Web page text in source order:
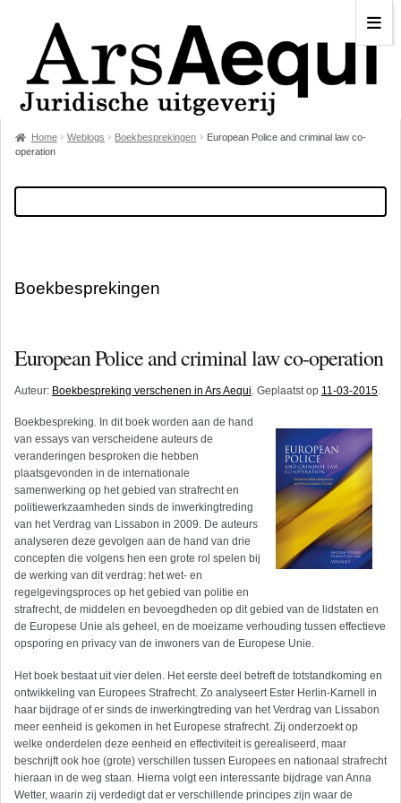
Home Weblogs Boekbesprekingen
European Police and criminal law co-
operation
Boekbesprekingen
European Police and criminal law co-operation
Auteur: Boekbespreking verschenen in Ars Aequi. Geplaatst op 11-03-2015.
Boekbespreking. In dit boek worden aan de hand
van essays van verscheidene auteurs de
veranderingen besproken die hebben
plaatsgevonden in de internationale
samenwerking op het gebied van strafrecht en
politiewerkzaamheden sinds de inwerkingtreding
van het Verdrag van Lissabon in 2009. De auteurs
analyseren deze gevolgen aan de hand van drie
concepten die volgens hen een grote rol spelen bij
de werking van dit verdrag: het wet- en
regelgevingsproces op het gebied van politie en
strafrecht, de middelen en bevoegdheden op dit gebied van de lidstaten en
de Europese Unie als geheel, en de moeizame verhouding tussen effectieve
opsporing en privacy van de inwoners van de Europese Unie.
Het boek bestaat uit vier delen. Het eerste deel betreft de totstandkoming en
ontwikkeling van Europees Strafrecht. Zo analyseert Ester Herlin-Karnell in
haar bijdrage of er sinds de inwerkingtreding van het Verdrag van Lissabon
meer eenheid is gekomen in het Europese strafrecht. Zij onderzoekt op
welke onderdelen deze eenheid en effectiviteit is gerealiseerd, maar
beschrijft ook hoe (grote) verschillen tussen Europees en nationaal strafrecht
hieraan in de weg staan. Hierna volgt een interessante bijdrage van Anna
Wetter, waarin zij verdedigt dat er verschillende principes zijn waar de